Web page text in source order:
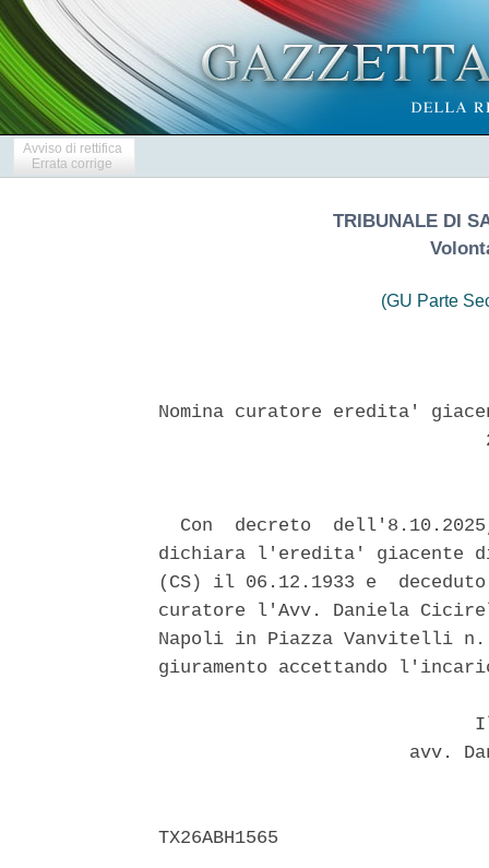
Avviso di rettifica
Errata corrige
TRIBUNALE DI
(GU Parte
Nomina curatore eredita'
Con  decreto
dichiara l'eredita' giacente
(CS) il 06.12.1933 e
curatore l'Avv. Daniela
Napoli in Piazza Vanvitelli n.
giuramento accettando
avv.